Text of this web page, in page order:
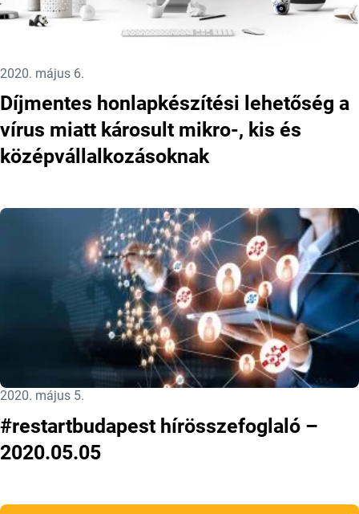
Közzétéve:
2020. május 6.
Díjmentes honlapkészítési lehetőség a
vírus miatt károsult mikro-, kis és
középvállalkozásoknak
Közzétéve:
2020. május 5.
#restartbudapest hírösszefoglaló –
2020.05.05